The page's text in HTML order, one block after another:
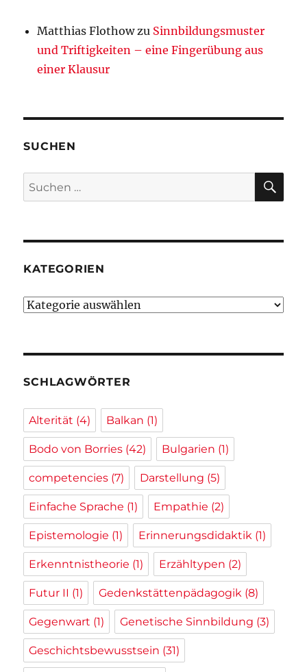
Matthias Flothowzu Sinnbildungsmuster
und Triftigkeiten – eine Fingerübung aus
einer Klausur
SUCHEN
Suchen
nach:
KATEGORIEN
Kategorien
SCHLAGWÖRTER
Alterität (4) Balkan (1)
Bodo von Borries (42) Bulgarien (1)
competencies (7) Darstellung (5)
Einfache Sprache (1) Empathie (2)
Epistemologie (1) Erinnerungsdidaktik (1)
Erkenntnistheorie (1) Erzähltypen (2)
Futur II (1) Gedenkstättenpädagogik (8)
Gegenwart (1) Genetische Sinnbildung (3)
Geschichtsbewusstsein (31)